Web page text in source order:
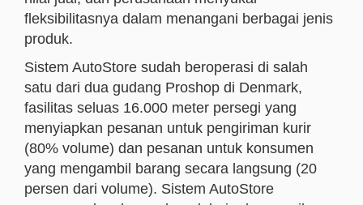
fleksibilitasnya dalam menangani berbagai jenis
produk.
Sistem AutoStore sudah beroperasi di salah
satu dari dua gudang Proshop di Denmark,
fasilitas seluas 16.000 meter persegi yang
menyiapkan pesanan untuk pengiriman kurir
(80% volume) dan pesanan untuk konsumen
yang mengambil barang secara langsung (20
persen dari volume). Sistem AutoStore